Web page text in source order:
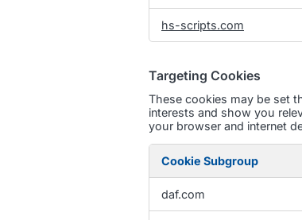
hs-scripts.com
Targeting Cookies
These cookies may be set
interests and show you
your browser and internet
Cookies
Cookie Subgroup
daf.com